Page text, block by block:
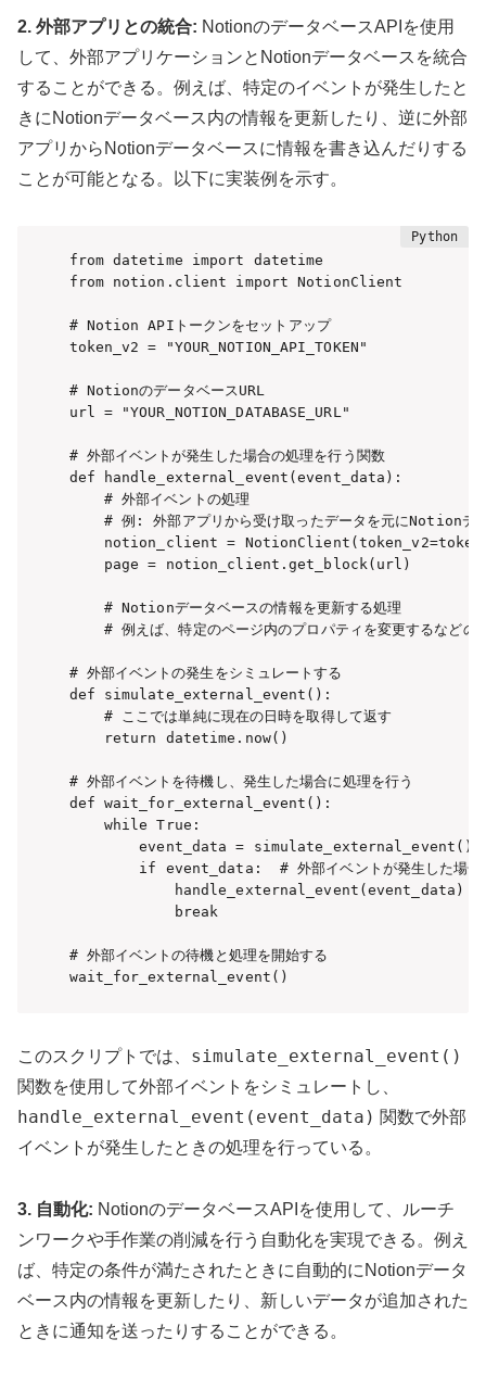
2. 外部アプリとの統合: NotionのデータベースAPIを使用
して、外部アプリケーションとNotionデータベースを統合
することができる。例えば、特定のイベントが発生したと
きにNotionデータベース内の情報を更新したり、逆に外部
アプリからNotionデータベースに情報を書き込んだりする
ことが可能となる。以下に実装例を示す。
from datetime import datetime
from notion.client import NotionClient
# Notion APIトークンをセットアップ
token_v2 = "YOUR_NOTION_API_TOKEN"
# NotionのデータベースURL
url = "YOUR_NOTION_DATABASE_URL"
# 外部イベントが発生した場合の処理を行う関数
def handle_external_event(event_data):
    # 外部イベントの処理
# 例: 外部アプリから受け取ったデータを元にNotionデ
notion_client =
    page = notion_client.get_block(url)
    # Notionデータベースの情報を更新する処理
# 例えば、特定のページ内のプロパティを変更するなどの
# 外部イベントの発生をシミュレートする
def simulate_external_event():
    # ここでは単純に現在の日時を取得して返す
    return datetime.now()
# 外部イベントを待機し、発生した場合に処理を行う
def wait_for_external_event():
    while True:
event_data = simulate_external_event()  #
        if event_data:  # 外部イベントが発生した場合
handle_external_event(event_data)  #
            break
# 外部イベントの待機と処理を開始する
wait_for_external_event()
このスクリプトでは、 simulate_external_event()
関数を使用して外部イベントをシミュレートし、
handle_external_event(event_data) 関数で外部
イベントが発生したときの処理を行っている。
3. 自動化: NotionのデータベースAPIを使用して、ルーチ
ンワークや手作業の削減を行う自動化を実現できる。例え
ば、特定の条件が満たされたときに自動的にNotionデータ
ベース内の情報を更新したり、新しいデータが追加された
ときに通知を送ったりすることができる。